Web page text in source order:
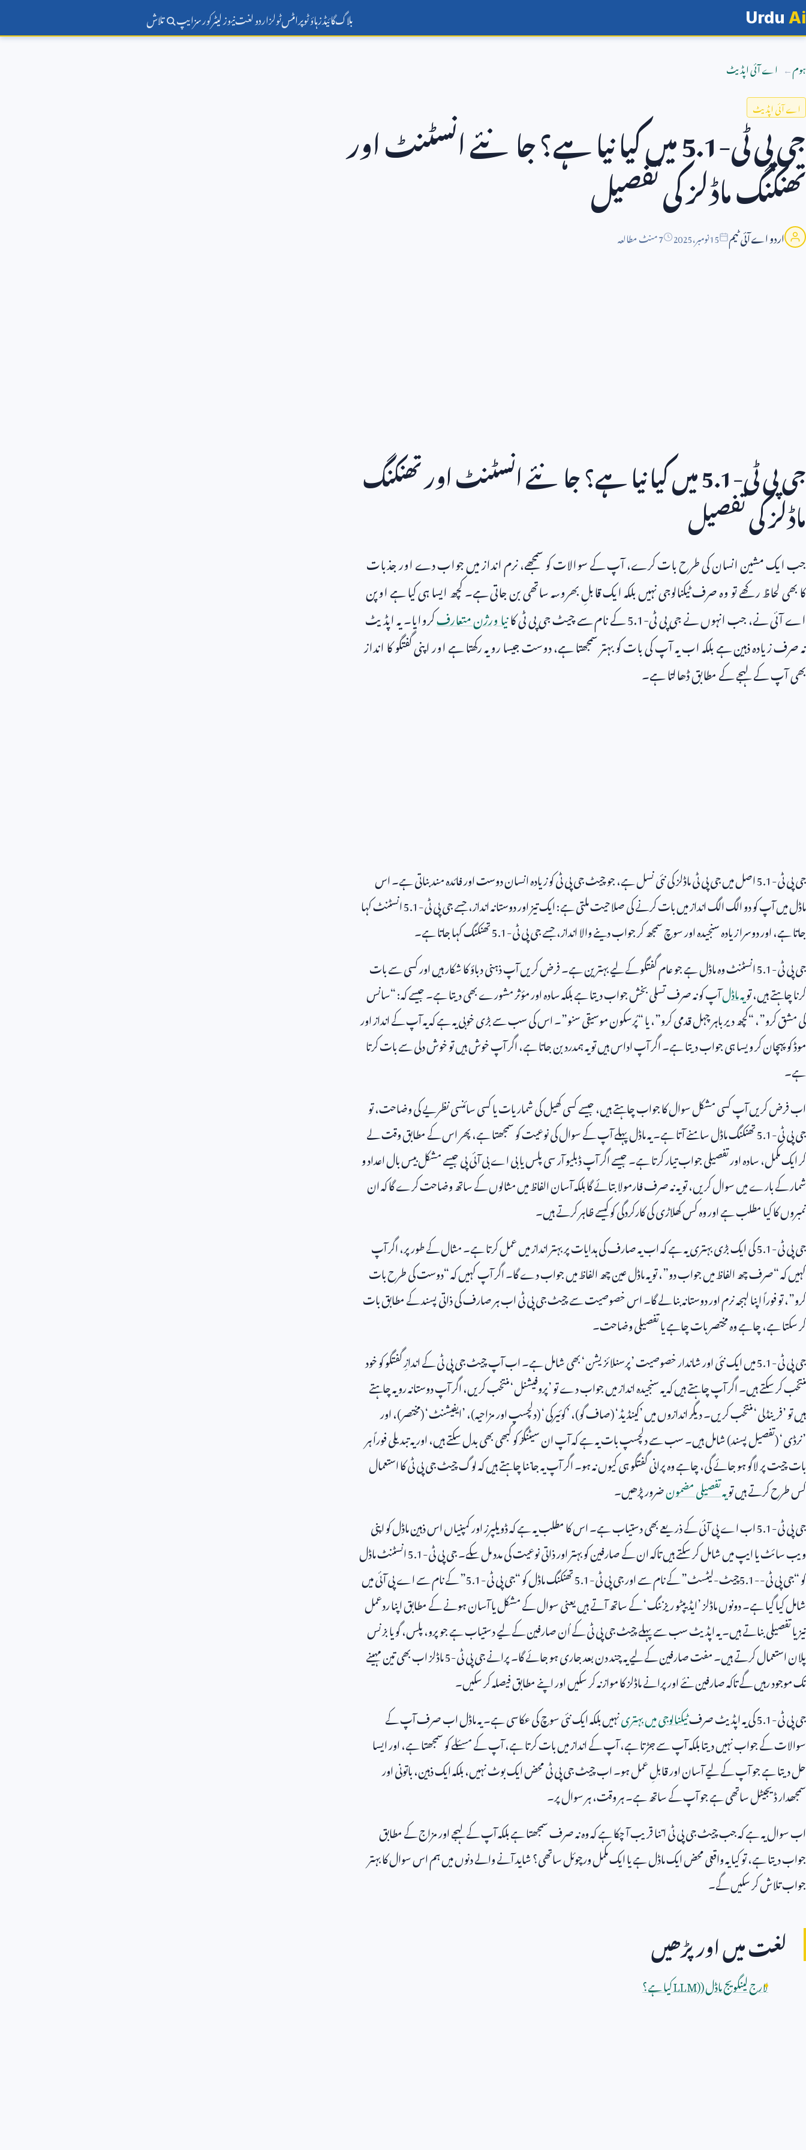
Urdu Ai بلاگگائیڈزہاؤ ٹوپرامٹسٹولزاردو لغتنیوز لیٹرکورسزایپ تلاش
ہوم اے آئی اپڈیٹ
اے آئی اپڈیٹ
جی پی ٹی-5.1میں کیا نیا ہے؟ جانئے انسٹنٹ اور
تھنکنگ ماڈلز کی تفصیل
اردو اے آئی ٹیم 15نومبر،2025 7 منٹ مطالعہ
جی پی ٹی-5.1میں کیا نیا ہے؟ جانئے انسٹنٹ اور تھنکنگ
ماڈلز کی تفصیل
جب ایک مشین انسان کی طرح بات کرے، آپ کے سوالات کو سمجھے، نرم انداز میں جواب دے اور جذبات
کا بھی لحاظ رکھے تو وہ صرف ٹیکنالوجی نہیں بلکہ ایک قابلِ بھروسہ ساتھی بن جاتی ہے۔ کچھ ایسا ہی کیا ہے اوپن
اے آئی نے، جب انہوں نے جی پی ٹی-5.1کے نام سے چیٹ جی پی ٹی کانیا ورژن متعارفکروایا۔ یہ اپڈیٹ
نہ صرف زیادہ ذہین ہے بلکہ اب یہ آپ کی بات کو بہتر سمجھتا ہے، دوست جیسا رویہ رکھتا ہے اور اپنی گفتگو کا انداز
بھی آپ کے لہجے کے مطابق ڈھالتا ہے۔
جی پی ٹی-5.1اصل میں جی پی ٹی ماڈلز کی نئی نسل ہے، جو چیٹ جی پی ٹی کو زیادہ انسان دوست اور فائدہ مند بناتی ہے۔ اس
ماڈل میں آپ کو دو الگ الگ انداز میں بات کرنے کی صلاحیت ملتی ہے: ایک تیز اور دوستانہ انداز، جسے جی پی ٹی-5.1انسٹنٹ کہا
جاتا ہے، اور دوسرا زیادہ سنجیدہ اور سوچ سمجھ کر جواب دینے والا انداز، جسے جی پی ٹی-5.1تھنکنگ کہا جاتا ہے۔
جی پی ٹی-5.1انسٹنٹ وہ ماڈل ہے جو عام گفتگو کے لیے بہترین ہے۔ فرض کریں آپ ذہنی دباؤ کا شکار ہیں اور کسی سے بات
کرنا چاہتے ہیں، تویہ ماڈلآپ کو نہ صرف تسلی بخش جواب دیتا ہے بلکہ سادہ اور مؤثر مشورے بھی دیتا ہے۔ جیسے کہ: “سانس
کی مشق کرو”، “کچھ دیر باہر چہل قدمی کرو”، یا “پُرسکون موسیقی سنو”۔ اس کی سب سے بڑی خوبی یہ ہے کہ یہ آپ کے انداز اور
موڈ کو پہچان کر ویسا ہی جواب دیتا ہے۔ اگر آپ اداس ہیں تو یہ ہمدرد بن جاتا ہے، اگر آپ خوش ہیں تو خوش دلی سے بات کرتا
ہے۔
اب فرض کریں آپ کسی مشکل سوال کا جواب چاہتے ہیں، جیسے کسی کھیل کی شماریات یا کسی سائنسی نظریے کی وضاحت، تو
جی پی ٹی-5.1تھنکنگ ماڈل سامنے آتا ہے۔ یہ ماڈل پہلے آپ کے سوال کی نوعیت کو سمجھتا ہے، پھر اس کے مطابق وقت لے
کر ایک مکمل، سادہ اور تفصیلی جواب تیار کرتا ہے۔ جیسے اگر آپ ڈبلیو آر سی پلس یا بی اے بی آئی پی جیسے مشکل بیس بال اعداد و
شمار کے بارے میں سوال کریں، تو یہ نہ صرف فارمولا بتائے گا بلکہ آسان الفاظ میں مثالوں کے ساتھ وضاحت کرے گا کہ ان
نمبروں کا کیا مطلب ہے اور وہ کس کھلاڑی کی کارکردگی کو کیسے ظاہر کرتے ہیں۔
جی پی ٹی-5.1کی ایک بڑی بہتری یہ ہے کہ اب یہ صارف کی ہدایات پر بہتر انداز میں عمل کرتا ہے۔ مثال کے طور پر، اگر آپ
کہیں کہ “صرف چھ الفاظ میں جواب دو”، تو یہ ماڈل عین چھ الفاظ میں جواب دے گا۔ اگر آپ کہیں کہ “دوست کی طرح بات
کرو”، تو فوراً اپنا لہجہ نرم اور دوستانہ بنا لے گا۔ اس خصوصیت سے چیٹ جی پی ٹی اب ہر صارف کی ذاتی پسند کے مطابق بات
کر سکتا ہے، چاہے وہ مختصر بات چاہے یا تفصیلی وضاحت۔
جی پی ٹی-5.1میں ایک نئی اور شاندار خصوصیت ’پرسنلائزیشن‘ بھی شامل ہے۔ اب آپ چیٹ جی پی ٹی کے اندازِ گفتگو کو خود
منتخب کر سکتے ہیں۔ اگر آپ چاہتے ہیں کہ یہ سنجیدہ انداز میں جواب دے تو ’پروفیشنل‘ منتخب کریں، اگر آپ دوستانہ رویہ چاہتے
ہیں تو ’فرینڈلی‘ منتخب کریں۔ دیگر اندازوں میں ’کینڈیڈ‘ (صاف گو)، ’کوئیرکی‘ (دلچسپ اور مزاحیہ)، ’ایفیشنٹ‘ (مختصر)، اور
’نرڈی‘ (تفصیل پسند) شامل ہیں۔ سب سے دلچسپ بات یہ ہے کہ آپ ان سیٹنگز کو کبھی بھی بدل سکتے ہیں، اور یہ تبدیلی فوراً ہر
بات چیت پر لاگو ہو جائے گی، چاہے وہ پرانی گفتگو ہی کیوں نہ ہو۔ اگر آپ یہ جاننا چاہتے ہیں کہ لوگ چیٹ جی پی ٹی کا استعمال
کس طرح کرتے ہیں تویہ تفصیلی مضمونضرور پڑھیں۔
جی پی ٹی-5.1اب اے پی آئی کے ذریعے بھی دستیاب ہے۔ اس کا مطلب یہ ہے کہ ڈویلپرز اور کمپنیاں اس ذہین ماڈل کو اپنی
ویب سائٹ یا ایپ میں شامل کر سکتے ہیں تاکہ ان کے صارفین کو بہتر اور ذاتی نوعیت کی مدد مل سکے۔ جی پی ٹی-5.1انسٹنٹ ماڈل
کو “جی پی ٹی-5.1-چیٹ-لیٹسٹ” کے نام سے اور جی پی ٹی-5.1تھنکنگ ماڈل کو “جی پی ٹی-5.1” کے نام سے اے پی آئی میں
شامل کیا گیا ہے۔ دونوں ماڈلز ’ایڈیپٹو ریزننگ‘ کے ساتھ آتے ہیں یعنی سوال کے مشکل یا آسان ہونے کے مطابق اپنا ردعمل
تیز یا تفصیلی بناتے ہیں۔ یہ اپڈیٹ سب سے پہلے چیٹ جی پی ٹی کے اُن صارفین کے لیے دستیاب ہے جو پرو، پلس، گو یا بزنس
پلان استعمال کرتے ہیں۔ مفت صارفین کے لیے یہ چند دن بعد جاری ہو جائے گا۔ پرانے جی پی ٹی-5ماڈلز اب بھی تین مہینے
تک موجود رہیں گے تاکہ صارفین نئے اور پرانے ماڈلز کا موازنہ کر سکیں اور اپنے مطابق فیصلہ کر سکیں۔
جی پی ٹی-5.1کی یہ اپڈیٹ صرفٹیکنالوجی میں بہترینہیں بلکہ ایک نئی سوچ کی عکاسی ہے۔ یہ ماڈل اب صرف آپ کے
سوالات کے جواب نہیں دیتا بلکہ آپ سے جڑتا ہے، آپ کے انداز میں بات کرتا ہے، آپ کے مسئلے کو سمجھتا ہے، اور ایسا
حل دیتا ہے جو آپ کے لیے آسان اور قابلِ عمل ہو۔ اب چیٹ جی پی ٹی محض ایک بوٹ نہیں، بلکہ ایک ذہین، باتونی اور
سمجھدار ڈیجیٹل ساتھی ہے جو آپ کے ساتھ ہے۔ ہر وقت، ہر سوال پر۔
اب سوال یہ ہے کہ جب چیٹ جی پی ٹی اتنا قریب آ چکا ہے کہ وہ نہ صرف سمجھتا ہے بلکہ آپ کے لہجے اور مزاج کے مطابق
جواب دیتا ہے، تو کیا یہ واقعی محض ایک ماڈل ہے یا ایک مکمل ورچوئل ساتھی؟ شاید آنے والے دنوں میں ہم اس سوال کا بہتر
جواب تلاش کر سکیں گے۔
لغت میں اور پڑھیں
لارج لینگویج ماڈل (LLM)کیا ہے؟